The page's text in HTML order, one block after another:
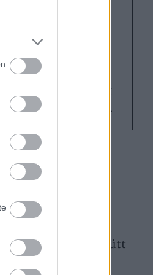
mint a közösségi
szupersztár és
Bowl
Kendrick
első szóló hip-hop
dalt, vagy
a kollégák
Pinokkióban. Együtt
mindig várom.